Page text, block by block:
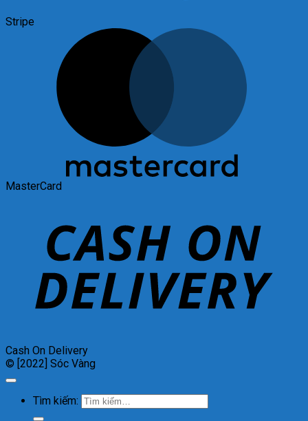
Stripe
MasterCard
Cash On Delivery
© [2022] Sóc Vàng
Tìm kiếm: